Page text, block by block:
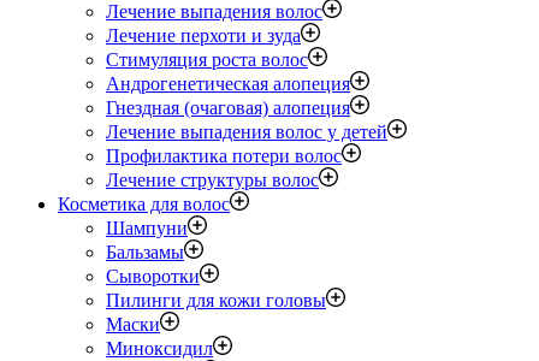
Лечение выпадения волос
Лечение перхоти и зуда
Стимуляция роста волос
Андрогенетическая алопеция
Гнездная (очаговая) алопеция
Лечение выпадения волос у детей
Профилактика потери волос
Лечение структуры волос
Косметика для волос
Шампуни
Бальзамы
Сыворотки
Пилинги для кожи головы
Маски
Миноксидил